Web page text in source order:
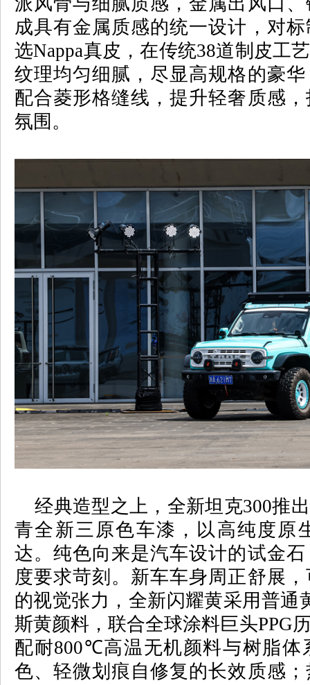
成具有金属质感的统一设计，对
选Nappa真皮，在传统38道制皮工
纹理均匀细腻，尽显高规格的豪
配合菱形格缝线，提升轻奢质感
氛围。
经典造型之上，全新坦克300推
青全新三原色车漆，以高纯度原
达。纯色向来是汽车设计的试金
度要求苛刻。新车车身周正舒展
的视觉张力，全新闪耀黄采用普通
斯黄颜料，联合全球涂料巨头PPG
配耐800℃高温无机颜料与树脂
色、轻微划痕自修复的长效质感